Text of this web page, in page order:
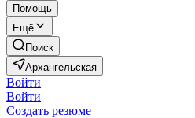
Помощь
Ещё
Поиск
Архангельская
Войти
Войти
Создать резюме